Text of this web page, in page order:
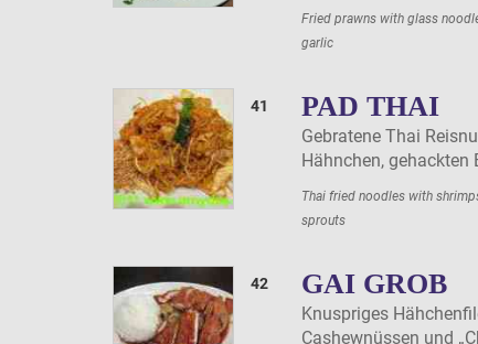
Fried prawns with glass
garlic
41 PAD THAI
Gebratene Thai
Hähnchen, gehackten
Thai fried noodles with
sprouts
42 GAI GROB
Knuspriges
Cashewnüssen und